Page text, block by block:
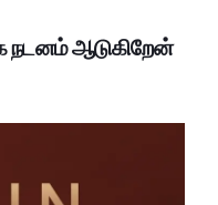
நடனம் ஆடுகிறேன்